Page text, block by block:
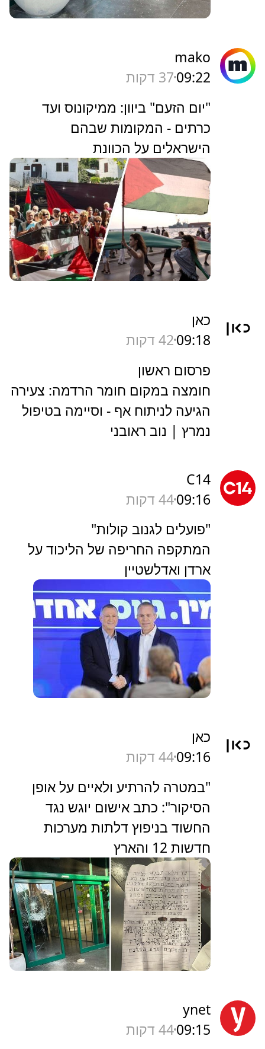
mako
09:2237 דקות
"יום הזעם" ביוון: ממיקונוס ועד
כרתים - המקומות שבהם
הישראלים על הכוונת
כאן
09:1842 דקות
פרסום ראשון
חומצה במקום חומר הרדמה: צעירה
הגיעה לניתוח אף - וסיימה בטיפול
נמרץ | נוב ראובני
C14
09:1644 דקות
"פועלים לגנוב קולות"
המתקפה החריפה של הליכוד על
ארדן ואדלשטיין
כאן
09:1644 דקות
"במטרה להרתיע ולאיים על אופן
הסיקור": כתב אישום יוגש נגד
החשוד בניפוץ דלתות מערכות
חדשות 12 והארץ
ynet
09:1544 דקות